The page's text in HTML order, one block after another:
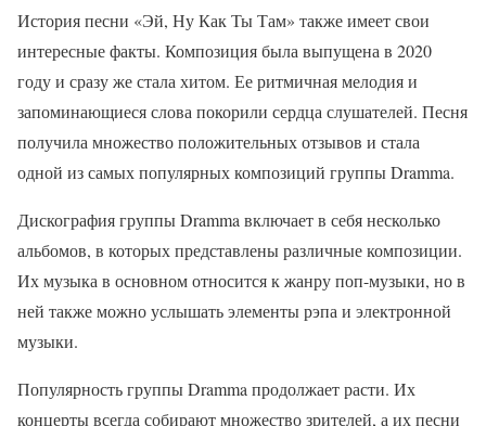
История песни «Эй, Ну Как Ты Там» также имеет свои
интересные факты. Композиция была выпущена в 2020
году и сразу же стала хитом. Ее ритмичная мелодия и
запоминающиеся слова покорили сердца слушателей. Песня
получила множество положительных отзывов и стала
одной из самых популярных композиций группы Dramma.
Дискография группы Dramma включает в себя несколько
альбомов, в которых представлены различные композиции.
Их музыка в основном относится к жанру поп-музыки, но в
ней также можно услышать элементы рэпа и электронной
музыки.
Популярность группы Dramma продолжает расти. Их
концерты всегда собирают множество зрителей, а их песни